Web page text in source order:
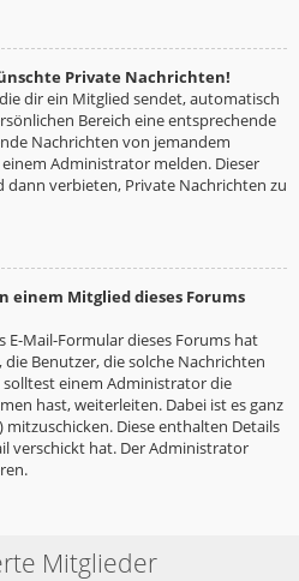
Private Nachrichten!
dir ein Mitglied sendet, automatisch
Bereich eine entsprechende
Nachrichten von jemandem
Administrator melden. Dieser
verbieten, Private Nachrichten zu
einem Mitglied dieses Forums
E-Mail-Formular dieses Forums hat
Benutzer, die solche Nachrichten
einem Administrator die
hast, weiterleiten. Dabei ist es ganz
Diese enthalten Details
verschickt hat. Der Administrator
Mitglieder